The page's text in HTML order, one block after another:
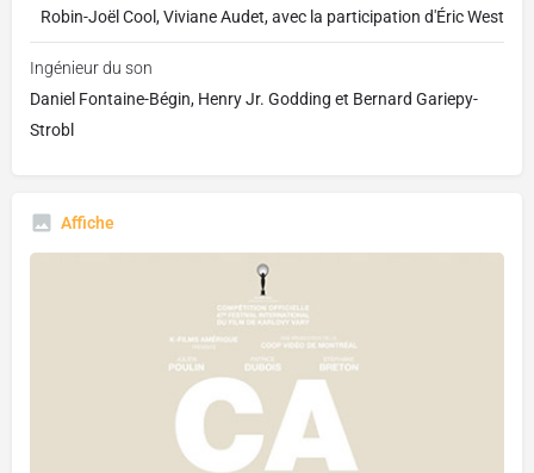
Robin-Joël Cool, Viviane Audet, avec la participation d'Éric West
Ingénieur du son
Daniel Fontaine-Bégin, Henry Jr. Godding et Bernard Gariepy-
Strobl
Affiche